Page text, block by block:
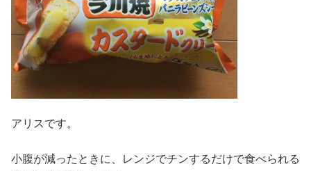
アリスです。
小腹が減ったときに、レンジでチンするだけで食べられる